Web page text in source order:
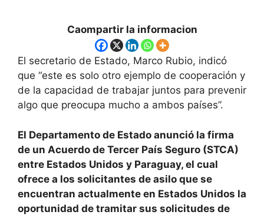
Caompartir la informacion
El secretario de Estado, Marco Rubio, indicó
que “este es solo otro ejemplo de cooperación y
de la capacidad de trabajar juntos para prevenir
algo que preocupa mucho a ambos países”.
El Departamento de Estado anunció la firma
de un Acuerdo de Tercer País Seguro (STCA)
entre Estados Unidos y Paraguay, el cual
ofrece a los solicitantes de asilo que se
encuentran actualmente en Estados Unidos la
oportunidad de tramitar sus solicitudes de